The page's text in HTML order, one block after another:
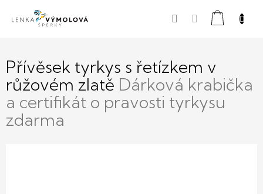
Nákupní
Přívěsek tyrkys s řetízkem v
růžovém zlatě Dárková krabička
a certifikát o pravosti tyrkysu
zdarma